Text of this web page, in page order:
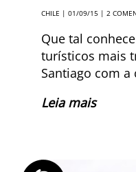
CHILE | 01/09/15 | 2
Que tal
turísticos mais
Santiago com
Leia mais